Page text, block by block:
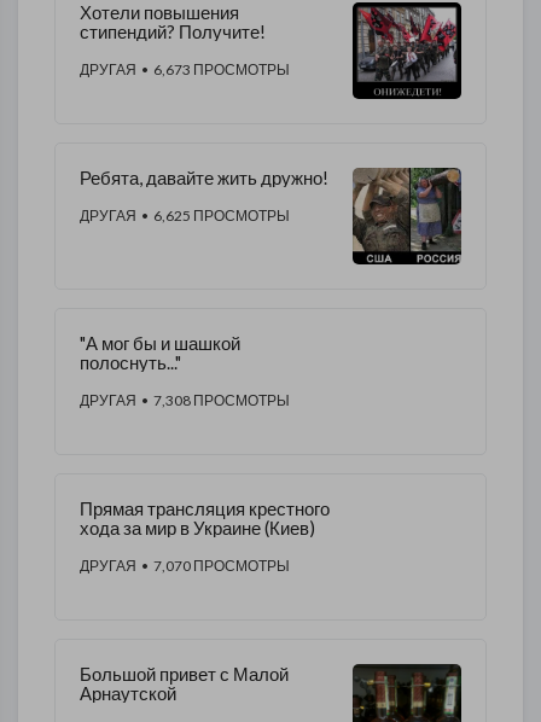
Хотели повышения
стипендий? Получите!
ДРУГАЯ • 6,673 ПРОСМОТРЫ
Ребята, давайте жить дружно!
ДРУГАЯ • 6,625 ПРОСМОТРЫ
"А мог бы и шашкой
полоснуть..."
ДРУГАЯ • 7,308 ПРОСМОТРЫ
​Прямая трансляция крестного
хода за мир в Украине (Киев)
ДРУГАЯ • 7,070 ПРОСМОТРЫ
Большой привет с Малой
Арнаутской